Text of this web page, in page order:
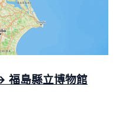
福島縣立博物館